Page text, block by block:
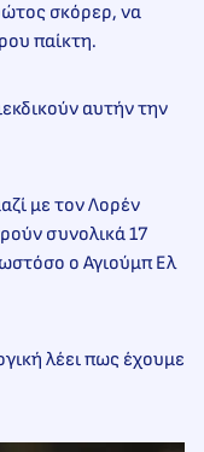
σκόρερ, να
παίκτη.
αυτήν την
με τον Λορέν
συνολικά 17
ο Αγιούμπ Ελ
λέει πως έχουμε